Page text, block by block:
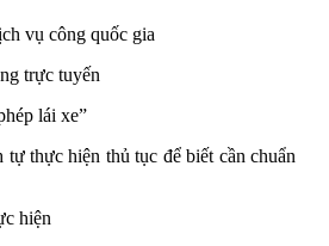
vụ công quốc gia
trực tuyến
lái xe”
tự thực hiện thủ tục để biết cần chuẩn
hiện